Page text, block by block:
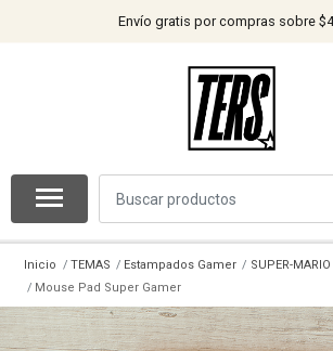
Envío gratis por compras sobre
Inicio TEMAS Estampados Gamer SUPER-MARIO
Mouse Pad Super Gamer